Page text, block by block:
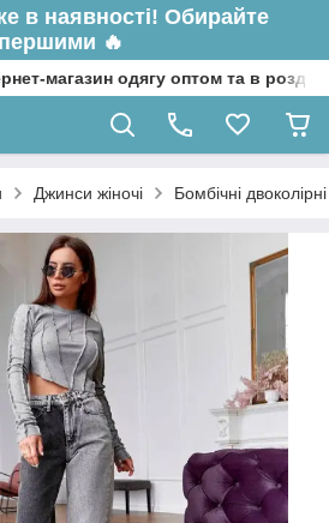
в наявності! Обирайте
першими 🔥
магазин одягу оптом та в
Джинси жіночі Бомбічні